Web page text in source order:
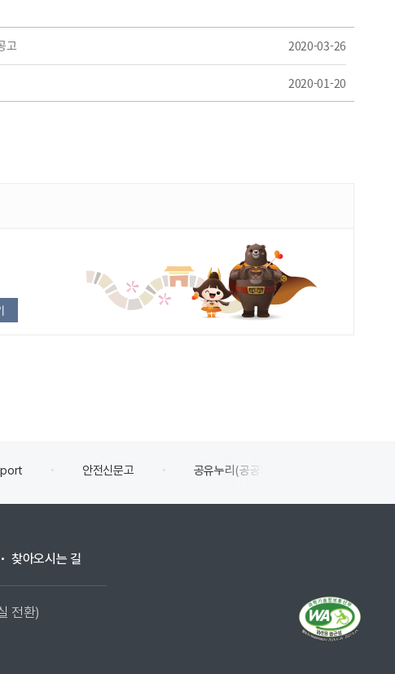
고 2020-03-26
2020-01-20
안전신문고 공유누리(공공개방자원 공유서비스)
찾아오시는 길
전환)